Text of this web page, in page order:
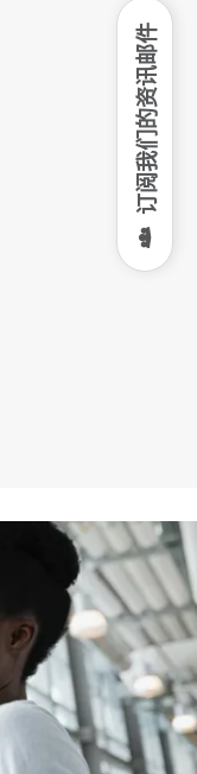
订阅我们的资讯邮件